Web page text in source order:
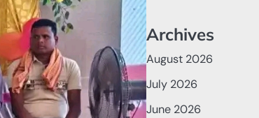
Archives
August 2026
July 2026
June 2026